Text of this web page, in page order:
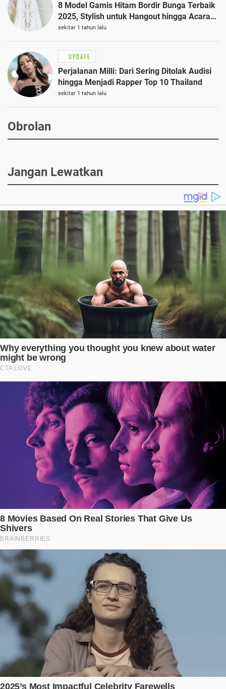
8 Model Gamis Hitam Bordir Bunga Terbaik
2025, Stylish untuk Hangout hingga Acara
Semi-Formal
sekitar 1 tahun lalu
UPDATE
Perjalanan Milli: Dari Sering Ditolak Audisi
hingga Menjadi Rapper Top 10 Thailand
sekitar 1 tahun lalu
Obrolan
Jangan Lewatkan